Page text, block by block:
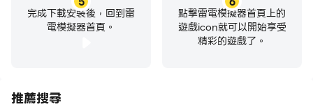
完成下載安裝後，回到雷
電模擬器首頁。
點擊雷電模擬器首頁上的
遊戲icon就可以開始享受
精彩的遊戲了。
推薦搜尋